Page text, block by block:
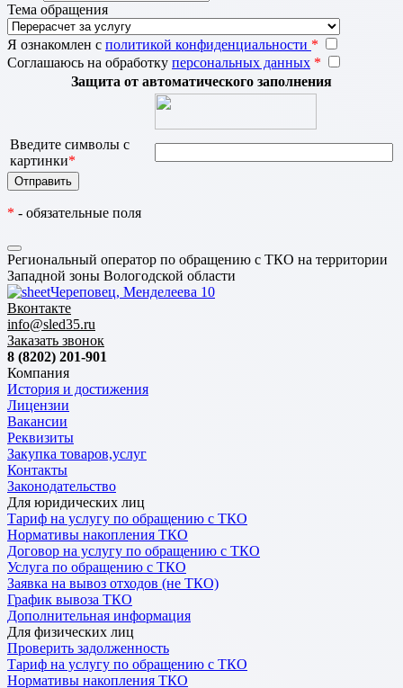
Тема обращения
Я ознакомлен с политикой конфиденциальности *
Соглашаюсь на обработку персональных данных *
Защита от автоматического заполнения
Введите символы с
картинки*
* - обязательные поля
Региональный оператор по обращению с ТКО на территории
Западной зоны Вологодской области
Череповец, Менделеева 10
Вконтакте
info@sled35.ru
Заказать звонок
8 (8202) 201-901
Компания
История и достижения
Лицензии
Вакансии
Реквизиты
Закупка товаров,услуг
Контакты
Законодательство
Для юридических лиц
Тариф на услугу по обращению с ТКО
Нормативы накопления ТКО
Договор на услугу по обращению с ТКО
Услуга по обращению с ТКО
Заявка на вывоз отходов (не ТКО)
График вывоза ТКО
Дополнительная информация
Для физических лиц
Проверить задолженность
Тариф на услугу по обращению с ТКО
Нормативы накопления ТКО